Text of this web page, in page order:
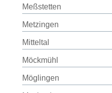
Meßstetten
Metzingen
Mitteltal
Möckmühl
Möglingen